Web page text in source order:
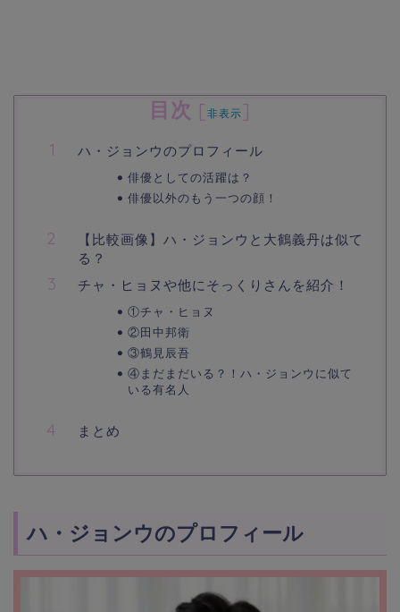
目次 [ 非表示]
ハ・ジョンウのプロフィール
俳優としての活躍は？
俳優以外のもう一つの顔！
【比較画像】ハ・ジョンウと大鶴義丹は似て
る？
チャ・ヒョヌや他にそっくりさんを紹介！
①チャ・ヒョヌ
②田中邦衛
③鶴見辰吾
④まだまだいる？！ハ・ジョンウに似て
いる有名人
まとめ
ハ・ジョンウのプロフィール